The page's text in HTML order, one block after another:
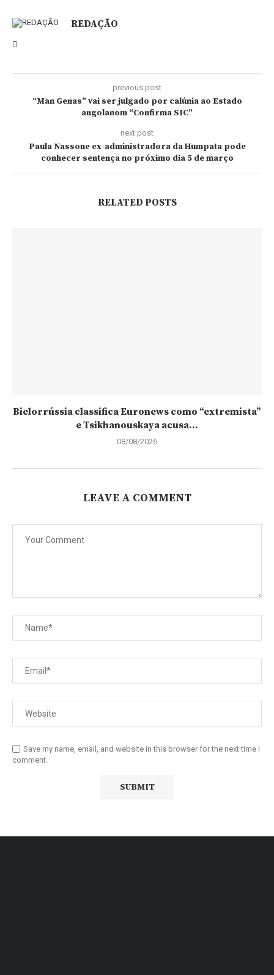
REDAÇÃO
previous post
“Man Genas” vai ser julgado por calúnia ao Estado
angolanom “Confirma SIC”
next post
Paula Nassone ex-administradora da Humpata pode
conhecer sentença no próximo dia 5 de março
RELATED POSTS
Bielorrússia classifica Euronews como “extremista”
e Tsikhanouskaya acusa...
08/08/2026
LEAVE A COMMENT
Save my name, email, and website in this browser for the next time I
comment.